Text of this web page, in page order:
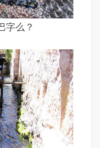
字么？